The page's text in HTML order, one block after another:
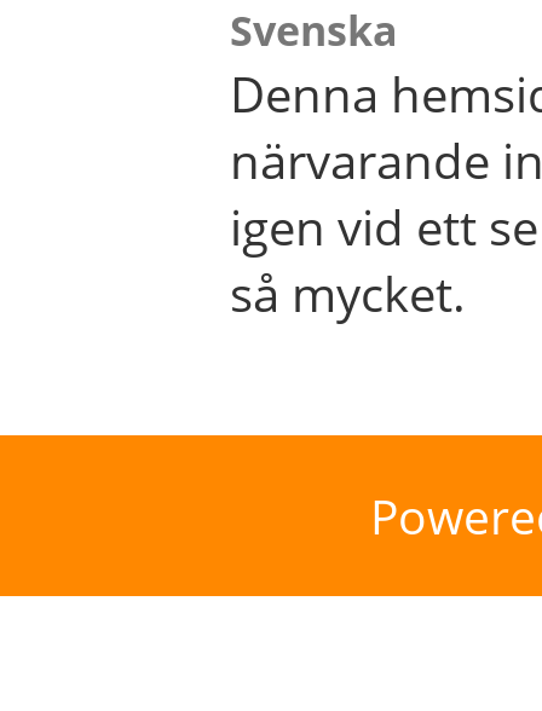
Svenska
Denna
närvarande
igen vid ett
så mycket.